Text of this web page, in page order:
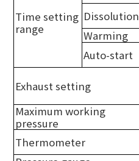
Time setting
range
Dissolution
Warming
Auto-start
Exhaust setting
Maximum working
pressure
Thermometer